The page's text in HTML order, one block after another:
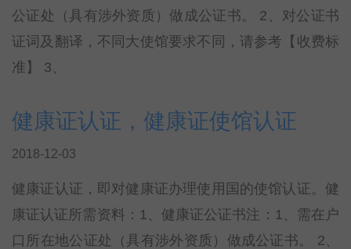
公证处（具有涉外资质）做成公证书。 2、对公证书
证词及翻译，不同大使馆要求不同，请参考【收费标
准】 3、
健康证认证，健康证使馆认证
2018-12-03
健康证认证，即对健康证办理使用国的使馆认证。健
康证认证所需资料：1、健康证公证书注：1、需在户
口所在地公证处（具有涉外资质）做成公证书。 2、